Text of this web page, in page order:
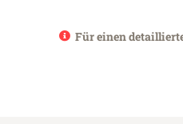
Für einen